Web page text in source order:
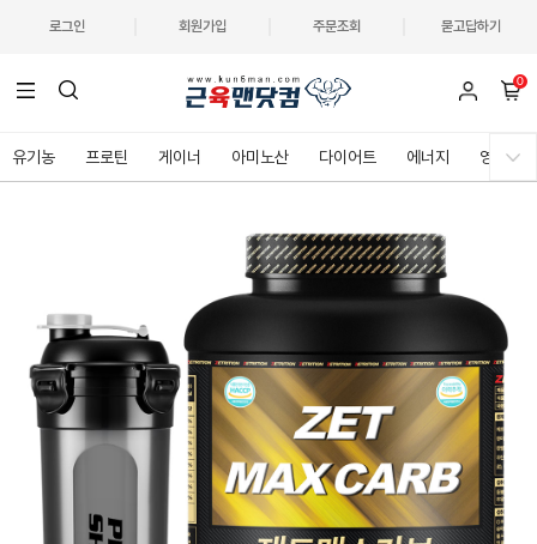
로그인 회원가입 주문조회 묻고답하기
0
유기농 프로틴 게이너 아미노산 다이어트 에너지 영양제